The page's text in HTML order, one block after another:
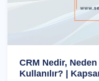
CRM Nedir,
Kullanılır? |